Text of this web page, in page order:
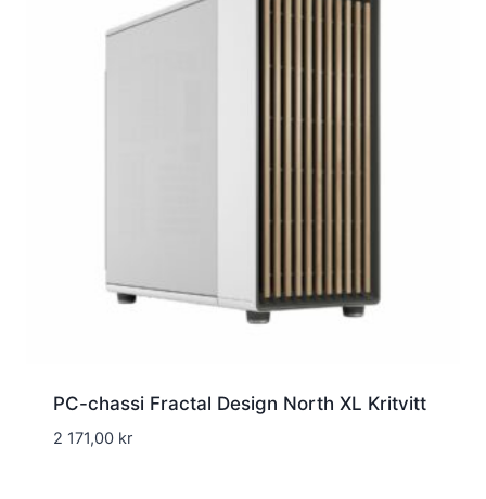
PC-chassi Fractal Design North XL Kritvitt
2 171,00 kr